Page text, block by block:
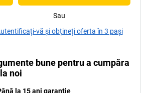
Sau
vă și obțineți oferta în 3 pași
bune pentru a cumpăra
noi
la 15 ani garanție